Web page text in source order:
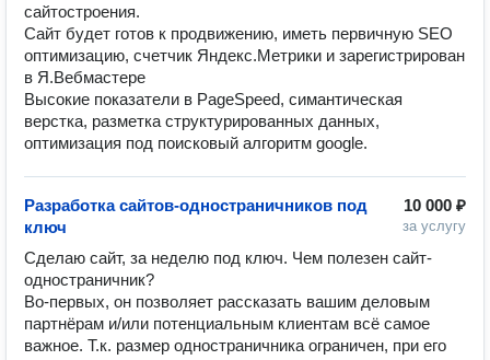
сайтостроения.
Сайт будет готов к продвижению, иметь первичную SEO
оптимизацию, счетчик Яндекс.Метрики и зарегистрирован
в Я.Вебмастере
Высокие показатели в PageSpeed, симантическая
верстка, разметка структурированных данных,
оптимизация под поисковый алгоритм google.
10 000 ₽
за услугу
Разработка сайтов-одностраничников под
ключ
Сделаю сайт, за неделю под ключ. Чем полезен сайт-
одностраничник?
Во-первых, он позволяет рассказать вашим деловым
партнёрам и/или потенциальным клиентам всё самое
важное. Т.к. размер одностраничника ограничен, при его